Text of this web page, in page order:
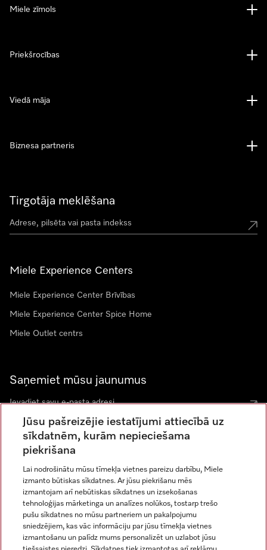
Tirgotāja meklēšana
Miele Experience Centers
Miele Experience Center Brīvības
Miele Experience Center Spice Home
Miele Outlet centrs
Saņemiet mūsu jaunumus
Miele zīmols
Priekšrocības
Viedā māja
Biznesa partneris
Miele vietnē Instagram
Miele vietnē Facebook
Miele vietnē Youtube
Jūsu pašreizējie iestatījumi attiecībā uz
sīkdatnēm, kurām nepieciešama
piekrišana
Lai nodrošinātu mūsu tīmekļa vietnes pareizu darbību, Miele
izmanto būtiskas sīkdatnes. Ar jūsu piekrišanu mēs
izmantojam arī nebūtiskas sīkdatnes un izsekošanas
tehnoloģijas mārketinga un analīzes nolūkos, tostarp trešo
pušu sīkdatnes no mūsu partneriem un pakalpojumu
sniedzējiem, kas vāc informāciju par jūsu tīmekļa vietnes
izmantošanu un palīdz mums personalizēt un uzlabot jūsu